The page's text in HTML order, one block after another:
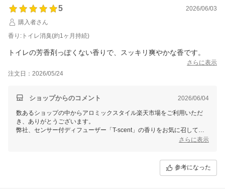
5
2026/06/03
購入者さん
香り:トイレ消臭(約1ヶ月持続)
トイレの芳香剤っぽくない香りで、スッキリ爽やかな香です。
さらに表示
注文日：2026/05/24
ショップからのコメント 2026/06/04
数あるショップの中からアロミックスタイル楽天市場をご利用いただ
き、ありがとうございます。
弊社、センサー付ディフューザー「T-scent」の香りをお気に召してい
時も自然気化をしているため常にほんのり香りが広がります。
天然アロマの中和消臭による効果効能と、爽やかでスッキリとした香り
さらに表示
参考になった